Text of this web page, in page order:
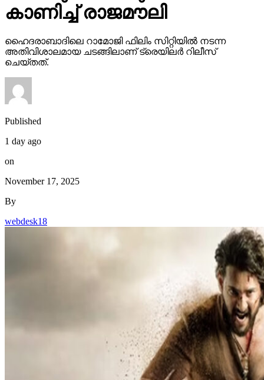
കാണിച്ച് രാജമൗലി
ഹൈദരാബാദിലെ റാമോജി ഫിലിം സിറ്റിയില്‍ നടന്ന
അതിവിശാലമായ ചടങ്ങിലാണ് ട്രെയിലര്‍ റിലീസ്
ചെയ്തത്.
Published
1 day ago
on
November 17, 2025
By
webdesk18